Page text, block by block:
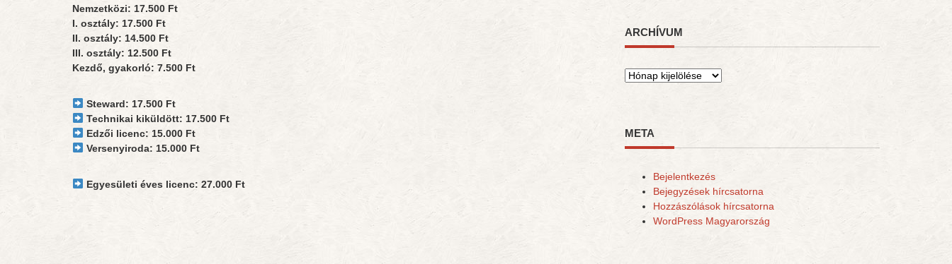
Nemzetközi: 17.500 Ft
I. osztály: 17.500 Ft
II. osztály: 14.500 Ft
III. osztály: 12.500 Ft
Kezdő, gyakorló: 7.500 Ft
Steward: 17.500 Ft
Technikai kiküldött: 17.500 Ft
Edzői licenc: 15.000 Ft
Versenyiroda: 15.000 Ft
Egyesületi éves licenc: 27.000 Ft
ARCHÍVUM
Archívum
META
Bejelentkezés
Bejegyzések hírcsatorna
Hozzászólások hírcsatorna
WordPress Magyarország